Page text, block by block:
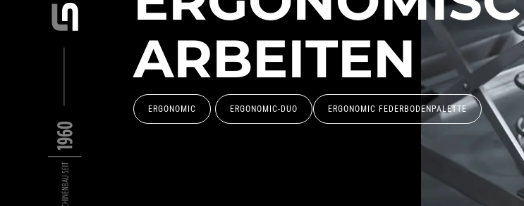
ARBEITEN
ERGONOMIC ERGONOMIC-DUO ERGONOMIC FEDERBODENPALETTE